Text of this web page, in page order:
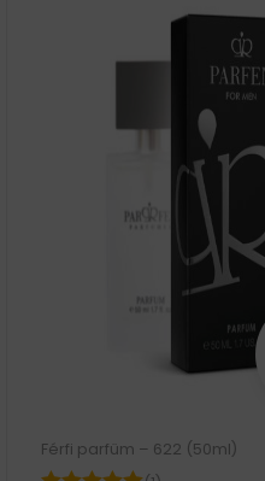
Férfi parfüm – 622 (50ml)